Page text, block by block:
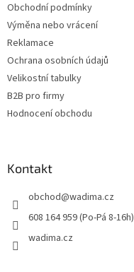
Obchodní podmínky
Výměna nebo vrácení
Reklamace
Ochrana osobních údajů
Velikostní tabulky
B2B pro firmy
Hodnocení obchodu
Kontakt
obchod@wadima.cz
608 164 959 (Po-Pá 8-16h)
wadima.cz